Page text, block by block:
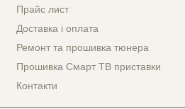
Прайс лист
Доставка і оплата
Ремонт та прошивка тюнера
Прошивка Смарт ТВ приставки
Контакти